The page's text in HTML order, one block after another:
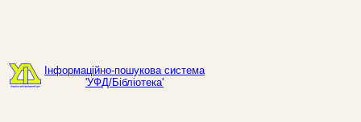
Інформаційно-пошукова система
'УФД/Бібліотека'